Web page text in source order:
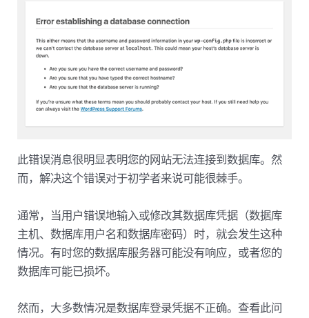
此错误消息很明显表明您的网站无法连接到数据库。然
而，解决这个错误对于初学者来说可能很棘手。
通常，当用户错误地输入或修改其数据库凭据（数据库
主机、数据库用户名和数据库密码）时，就会发生这种
情况。有时您的数据库服务器可能没有响应，或者您的
数据库可能已损坏。
然而，大多数情况是数据库登录凭据不正确。查看此问